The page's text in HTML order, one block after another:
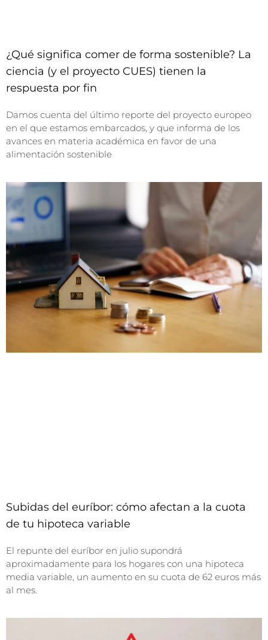
¿Qué significa comer de forma sostenible? La
ciencia (y el proyecto CUES) tienen la
respuesta por fin
Damos cuenta del último reporte del proyecto europeo
en el que estamos embarcados, y que informa de los
avances en materia académica en favor de una
alimentación sostenible
Subidas del euríbor: cómo afectan a la cuota
de tu hipoteca variable
El repunte del euríbor en julio supondrá
aproximadamente para los hogares con una hipoteca
media variable, un aumento en su cuota de 62 euros más
al mes.